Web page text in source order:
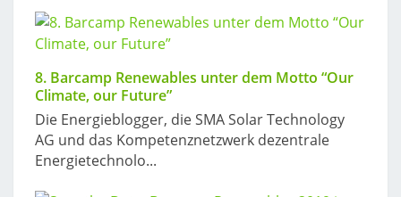
8. Barcamp Renewables unter dem Motto “Our
Climate, our Future”
Die Energieblogger, die SMA Solar Technology
AG und das Kompetenznetzwerk dezentrale
Energietechnolo...